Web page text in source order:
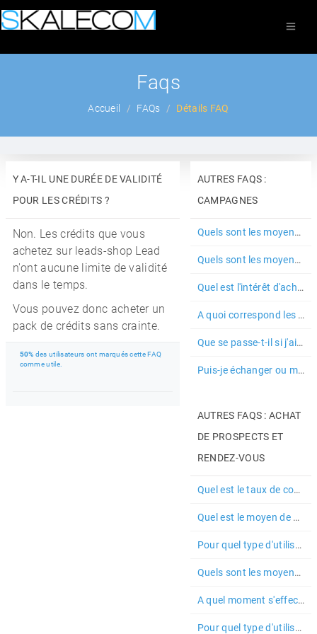
Faqs
Accueil FAQs Détails FAQ
Y A-T-IL UNE DURÉE DE VALIDITÉ
POUR LES CRÉDITS ?
Non. Les crédits que vous
achetez sur leads-shop Lead
n'ont aucune limite de validité
dans le temps.
Vous pouvez donc acheter un
pack de crédits sans crainte.
50% des utilisateurs ont marqués cette FAQ
comme utile.
AUTRES FAQS :
CAMPAGNES
Quels sont les moyens de paiements acceptés pour l'achat de crédits ?
Quels sont les moyens de paiements acceptés dans la salle des march...
Quel est l'intérêt d'acheter des crédits ?
A quoi correspond les deux formules disponibles dans la salle des m...
Que se passe-t-il si j'ai des campagnes activées mais plus suffisam...
Puis-je échanger ou me faire rembourser des crédits que j'ai achetés ?
AUTRES FAQS : ACHAT
DE PROSPECTS ET
RENDEZ-VOUS
Quel est le taux de conversion pour 1 crédit ?
Quel est le moyen de paiement utilisé pour les campagnes ?
Pour quel type d'utilisateur les campagnes sont-elles utiles ?
Quels sont les moyens de paiements acceptés pour le paiement de mes...
A quel moment s'effectue la livraison des prospects sur les command...
Pour quel type d'utilisateur les commandes sont-elles utiles ?